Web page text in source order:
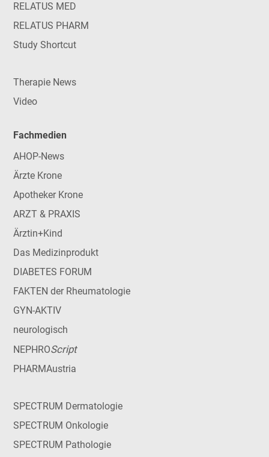
RELATUS MED
RELATUS PHARM
Study Shortcut
Therapie News
Video
Fachmedien
AHOP-News
Ärzte Krone
Apotheker Krone
ARZT & PRAXIS
Ärztin+Kind
Das Medizinprodukt
DIABETES FORUM
FAKTEN der Rheumatologie
GYN-AKTIV
neurologisch
NEPHROScript
PHARMAustria
SPECTRUM Dermatologie
SPECTRUM Onkologie
SPECTRUM Pathologie